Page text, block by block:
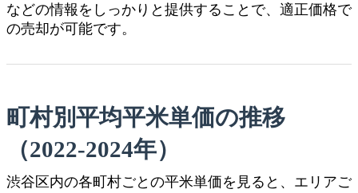
などの情報をしっかりと提供することで、適正価格で
の売却が可能です。
町村別平均平米単価の推移
（2022-2024年）
渋谷区内の各町村ごとの平米単価を見ると、エリアご